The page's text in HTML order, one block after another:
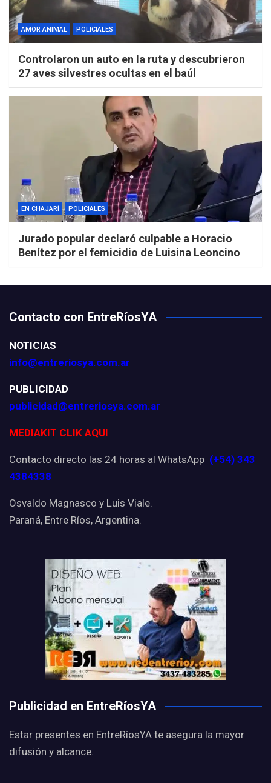
AMOR ANIMAL POLICIALES
Controlaron un auto en la ruta y descubrieron
27 aves silvestres ocultas en el baúl
EN CHAJARÍ POLICIALES
Jurado popular declaró culpable a Horacio
Benítez por el femicidio de Luisina Leoncino
Contacto con EntreRíosYA
NOTICIAS
info@entreriosya.com.ar
PUBLICIDAD
publicidad@entreriosya.com.ar
MEDIAKIT CLIK AQUI
Contacto directo las 24 horas al WhatsApp (+54) 343
4384338
Osvaldo Magnasco y Luis Viale.
Paraná, Entre Ríos, Argentina.
Publicidad en EntreRíosYA
Estar presentes en EntreRíosYA te asegura la mayor
difusión y alcance.